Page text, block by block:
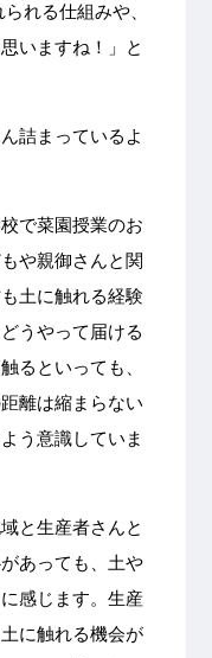
れる仕組みや、
いますね！」と
詰まっているよ
で菜園授業のお
や親御さんと関
土に触れる経験
うやって届ける
るといっても、
離は縮まらない
う意識していま
と生産者さんと
あっても、土や
感じます。生産
に触れる機会が